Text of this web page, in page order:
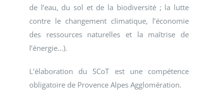
de l’eau, du sol et de la biodiversité ; la lutte
contre le changement climatique, l’économie
des ressources naturelles et la maîtrise de
l’énergie…).
L’élaboration du SCoT est une compétence
obligatoire de Provence Alpes Agglomération.